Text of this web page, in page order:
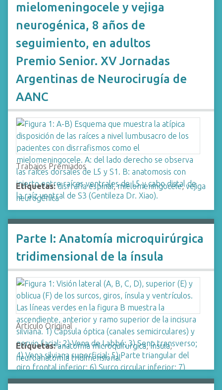
mielomeningocele y vejiga
neurogénica, 8 años de
seguimiento, en adultos
Premio Senior. XV Jornadas
Argentinas de Neurocirugía de
AANC
Trabajos Premiados
Etiquetas: disrrafia espinal,mielomeningocele,vejiga
neurogénica
Parte I: Anatomía microquirúrgica
tridimensional de la ínsula
Artículo Original
Etiquetas: anatomía microquirurgica,Ínsula,
neuroanatomía tridimensional